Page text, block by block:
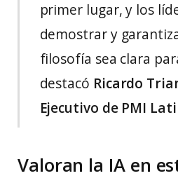
primer lugar, y los
demostrar y
filosofía sea clara
destacó Ricardo
Ejecutivo de PMI
Valoran la IA en